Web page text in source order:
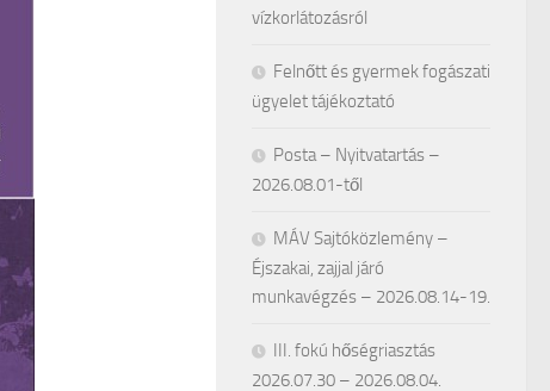
vízkorlátozásról
Felnőtt és gyermek fogászati
ügyelet tájékoztató
Posta – Nyitvatartás –
2026.08.01-től
MÁV Sajtóközlemény –
Éjszakai, zajjal járó
munkavégzés – 2026.08.14-19.
III. fokú hőségriasztás
2026.07.30 – 2026.08.04.